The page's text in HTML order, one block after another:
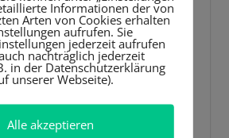
Informationen der von
Arten von Cookies erhalten
aufrufen. Sie
jederzeit aufrufen
nachträglich jederzeit
in der Datenschutzerklärung
unserer Webseite).
Alle akzeptieren